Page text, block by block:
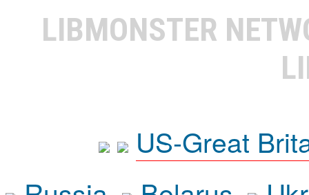
LIBMONSTER
US-Great